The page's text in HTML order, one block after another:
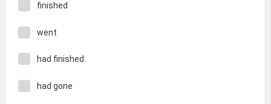
finished
went
had finished
had gone